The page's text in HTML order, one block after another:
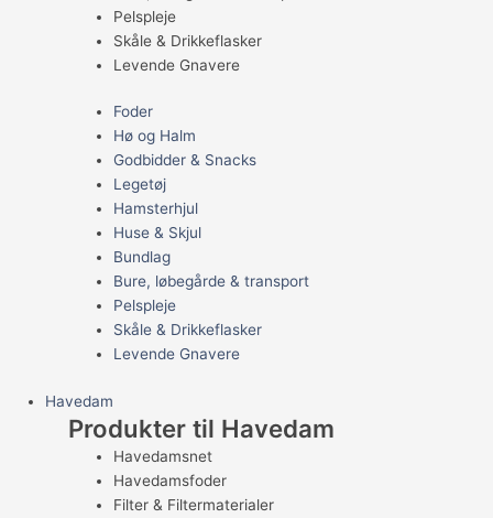
Pelspleje
Skåle & Drikkeflasker
Levende Gnavere
Foder
Hø og Halm
Godbidder & Snacks
Legetøj
Hamsterhjul
Huse & Skjul
Bundlag
Bure, løbegårde & transport
Pelspleje
Skåle & Drikkeflasker
Levende Gnavere
Havedam
Produkter til Havedam
Havedamsnet
Havedamsfoder
Filter & Filtermaterialer